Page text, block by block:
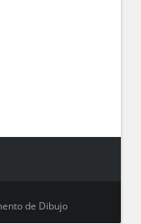
de Dibujo